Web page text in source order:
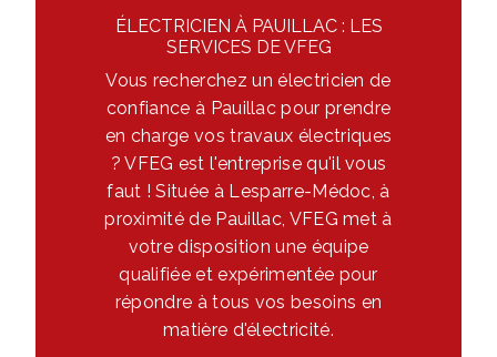
ÉLECTRICIEN À PAUILLAC : LES
SERVICES DE VFEG
Vous recherchez un électricien de
confiance à Pauillac pour prendre
en charge vos travaux électriques
? VFEG est l'entreprise qu'il vous
faut ! Située à Lesparre-Médoc, à
proximité de Pauillac, VFEG met à
votre disposition une équipe
qualifiée et expérimentée pour
répondre à tous vos besoins en
matière d'électricité.